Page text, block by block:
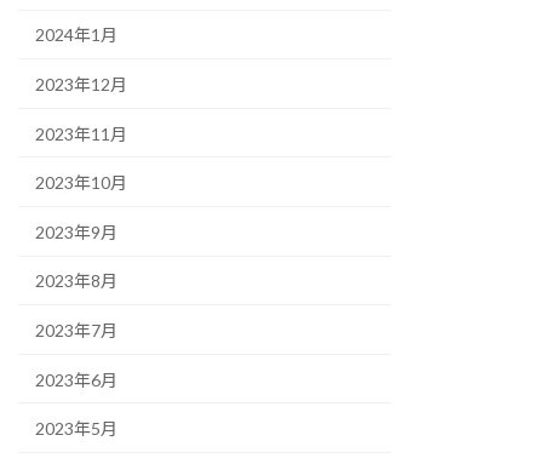
2024年1月
2023年12月
2023年11月
2023年10月
2023年9月
2023年8月
2023年7月
2023年6月
2023年5月